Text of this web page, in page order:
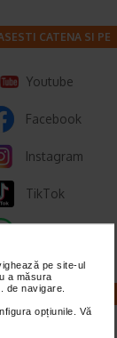
pe site-ul
a măsura
de navigare.
opțiunile. Vă
CATENA SI PE
Youtube
Facebook
Instagram
TikTok